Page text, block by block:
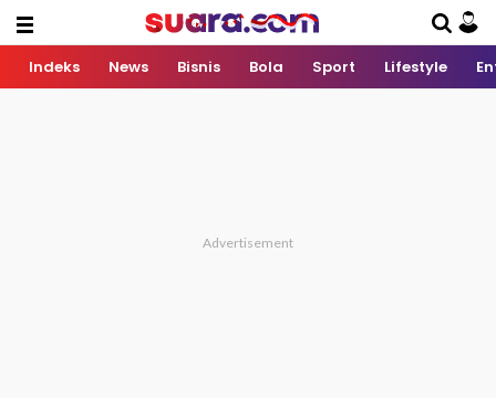
Indeks News Bisnis Bola Sport Lifestyle